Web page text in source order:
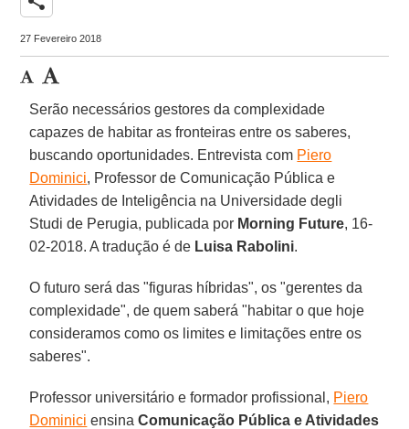
27 Fevereiro 2018
Serão necessários gestores da complexidade
capazes de habitar as fronteiras entre os saberes,
buscando oportunidades. Entrevista com Piero
Dominici, Professor de Comunicação Pública e
Atividades de Inteligência na Universidade degli
Studi de Perugia, publicada por Morning Future, 16-
02-2018. A tradução é de Luisa Rabolini.
O futuro será das "figuras híbridas", os "gerentes da
complexidade", de quem saberá "habitar o que hoje
consideramos como os limites e limitações entre os
saberes".
Professor universitário e formador profissional, Piero
Dominici ensinaComunicação Pública e Atividades